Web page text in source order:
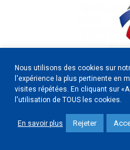
02 97
Nous utilisons des cookies sur
l'expérience la plus pertinente en
visites répétées. En cliquant sur
l'utilisation de TOUS les cookies.
En savoir plus Rejeter